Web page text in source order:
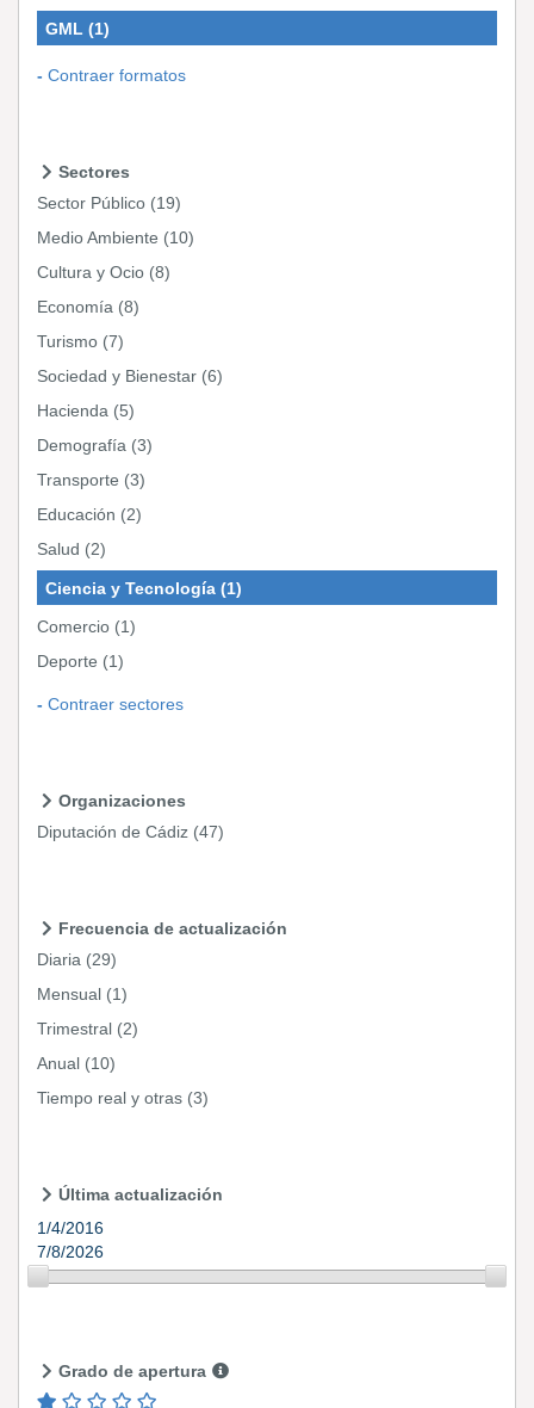
GML (1)
Contraer formatos
Sectores
Sector Público (19)
Medio Ambiente (10)
Cultura y Ocio (8)
Economía (8)
Turismo (7)
Sociedad y Bienestar (6)
Hacienda (5)
Demografía (3)
Transporte (3)
Educación (2)
Salud (2)
Ciencia y Tecnología (1)
Comercio (1)
Deporte (1)
Contraer sectores
Organizaciones
Diputación de Cádiz (47)
Frecuencia de actualización
Diaria (29)
Mensual (1)
Trimestral (2)
Anual (10)
Tiempo real y otras (3)
Última actualización
1/4/2016
7/8/2026
Grado de apertura